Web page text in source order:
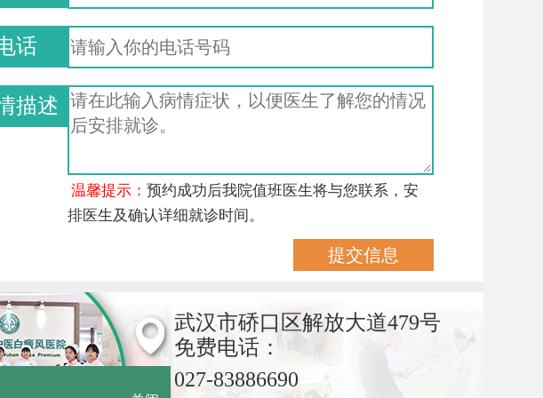
话
描述
温馨提示：预约成功后我院值班医生将与您联系，安
排医生及确认详细就诊时间。
武汉市硚口区解放大道479号
免费电话：
027-83886690